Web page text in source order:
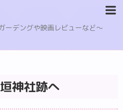
デングや映画レビューなど〜
神社跡へ